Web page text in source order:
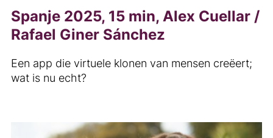
Spanje 2025, 15 min, Alex Cuellar /
Rafael Giner Sánchez
Een app die virtuele klonen van mensen creëert;
wat is nu echt?